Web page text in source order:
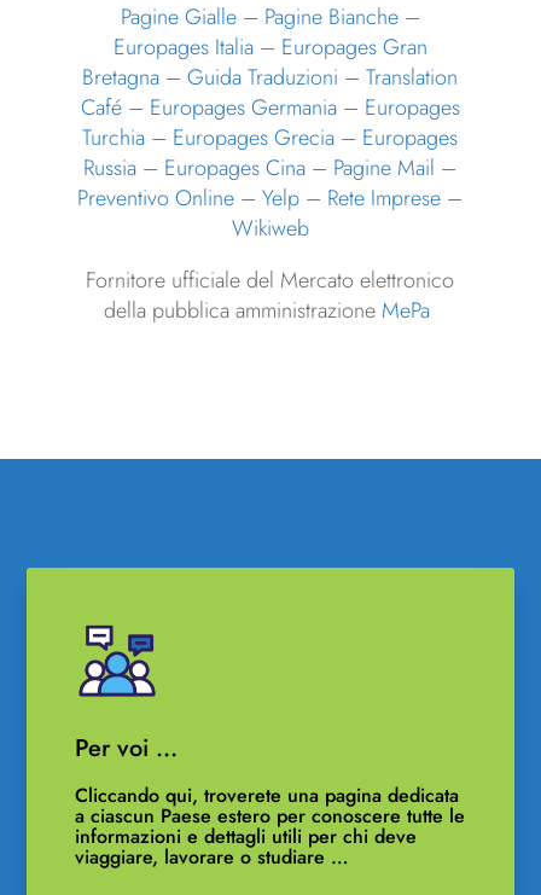
Pagine Gialle– Pagine Bianche–
Europages Italia– Europages Gran
Bretagna –Guida Traduzioni –Translation
Café– Europages Germania– Europages
Turchia – Europages Grecia – Europages
Russia – Europages Cina – Pagine Mail –
Preventivo Online –Yelp – Rete Imprese –
Wikiweb
Fornitore ufficiale del Mercato elettronico
della pubblica amministrazione MePa
Per voi …
Cliccando qui, troverete una pagina dedicata
a ciascun Paese estero per conoscere tutte le
informazioni e dettagli utili per chi deve
viaggiare, lavorare o studiare …